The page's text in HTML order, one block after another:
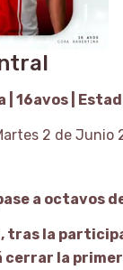
| 16avos |
2 de Junio
a octavos
tras la
la